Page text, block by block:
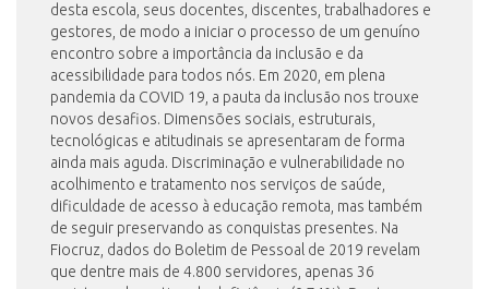
desta escola, seus docentes, discentes, trabalhadores e
gestores, de modo a iniciar o processo de um genuíno
encontro sobre a importância da inclusão e da
acessibilidade para todos nós. Em 2020, em plena
pandemia da COVID 19, a pauta da inclusão nos trouxe
novos desafios. Dimensões sociais, estruturais,
tecnológicas e atitudinais se apresentaram de forma
ainda mais aguda. Discriminação e vulnerabilidade no
acolhimento e tratamento nos serviços de saúde,
dificuldade de acesso à educação remota, mas também
de seguir preservando as conquistas presentes. Na
Fiocruz, dados do Boletim de Pessoal de 2019 revelam
que dentre mais de 4.800 servidores, apenas 36